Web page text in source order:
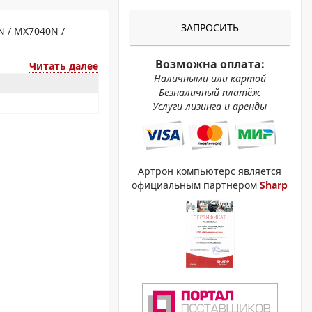
/ MX7040N /
Читать далее
ЗАПРОСИТЬ
Возможна оплата:
Наличными или картой
Безналичный платёж
Услуги лизинга и аренды
Артрон компьютерс является
официальным партнеромSharp